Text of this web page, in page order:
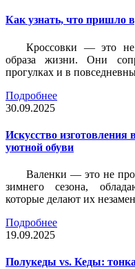
Как узнать, что пришло
Кроссовки — это не
образа жизни. Они
прогулках и в
Подробнее
30.09.2025
Искусство изготовления
уютной обуви
Валенки — это не
зимнего сезона,
которые делают их
Подробнее
19.09.2025
Полукеды vs. Кеды: